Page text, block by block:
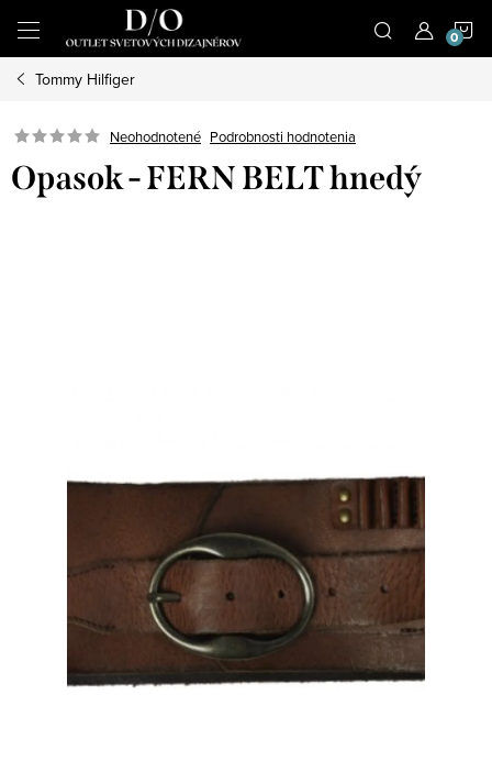
obsah
Tommy Hilfiger
Neohodnotené Podrobnosti hodnotenia
Opasok - FERN BELT hnedý